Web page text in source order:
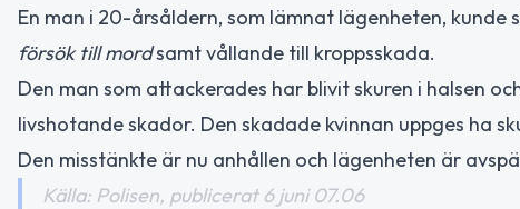
En man i 20-årsåldern, som lämnat lägenheten,
försök till mordsamt vållande till kroppsskada.
Den man som attackerades har blivit skuren i halsen
livshotande skador. Den skadade kvinnan uppges ha
Den misstänkte är nu anhållen och lägenheten är
Källa: Polisen, publicerat 6 juni 07.06